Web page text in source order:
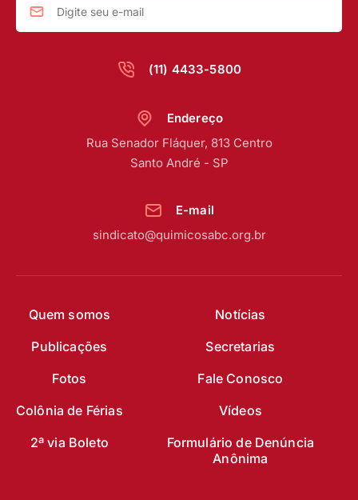
(11) 4433-5800
Quem somos
Notícias
Publicações
Secretarias
Fotos
Fale Conosco
Colônia de Férias
Vídeos
2ª via Boleto
Formulário de Denúncia
Anônima
Endereço
Rua Senador Fláquer, 813 Centro
Santo André - SP
E-mail
sindicato@quimicosabc.org.br